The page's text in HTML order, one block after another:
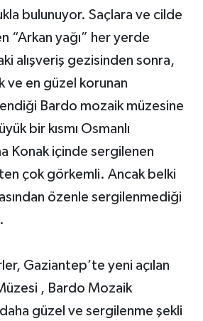
bulunuyor. Saçlara ve cilde
“Arkan yağı” her yerde
alışveriş gezisinden sonra,
ve en güzel korunan
Bardo mozaik müzesine
bir kısmı Osmanlı
Konak içinde sergilenen
çok görkemli. Ancak belki
özenle sergilenmediği
Gaziantep’te yeni açılan
, Bardo Mozaik
güzel ve sergilenme şekli